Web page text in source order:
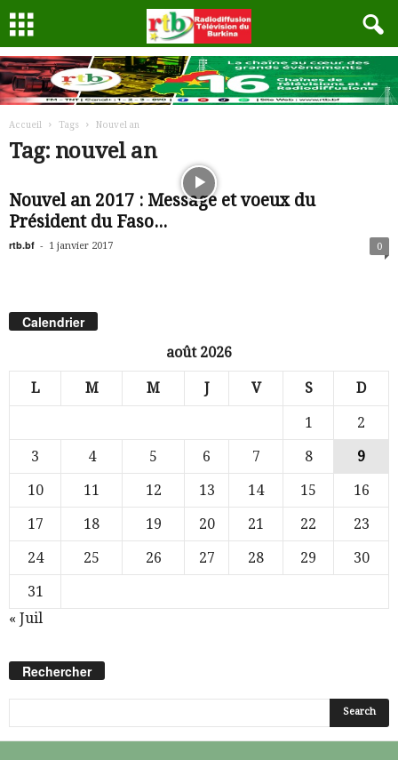
Accueil Tags Nouvel an
Tag: nouvel an
Nouvel an 2017 : Message et voeux du
Président du Faso...
rtb.bf - 1 janvier 2017 0
Calendrier
août 2026
L M M J V S D
1
2
3
4 5 6 7 8
9
10
11 12 13 14 15
16
17
18 19 20 21 22
23
24
25 26 27 28 29
30
31
« Juil
Rechercher